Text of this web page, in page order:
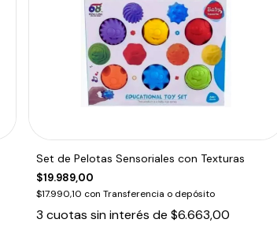
Set de Pelotas Sensoriales con Texturas
$19.989,00
$17.990,10 con Transferencia o depósito
3 cuotas sin interés de $6.663,00